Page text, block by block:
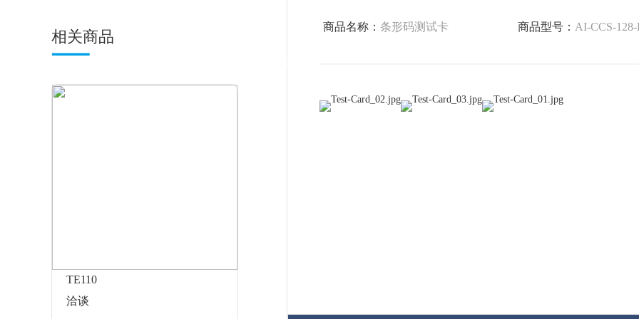
相关商品
TE110
洽谈
商品名称： 条形码测试卡 商品型号： AI-CCS-128-